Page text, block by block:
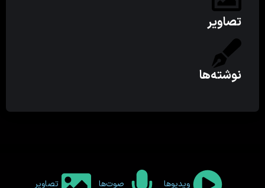
تصاویر
نوشته‌ها
ویدیوها صوت‌ها تصاویر